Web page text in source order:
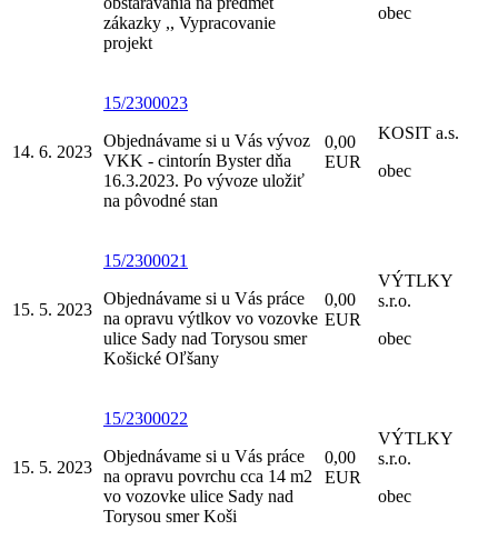
zákazky ,, Vypracovanie
projekt
obec
14. 6. 2023
15/2300023
Objednávame si u Vás vývoz
VKK - cintorín Byster dňa
16.3.2023. Po vývoze uložiť
na pôvodné stan
0,00
EUR
KOSIT a.s.
obec
15. 5. 2023
15/2300021
Objednávame si u Vás práce
na opravu výtlkov vo vozovke
ulice Sady nad Torysou smer
Košické Oľšany
0,00
EUR
VÝTLKY
s.r.o.
obec
15. 5. 2023
15/2300022
Objednávame si u Vás práce
na opravu povrchu cca 14 m2
vo vozovke ulice Sady nad
Torysou smer Koši
0,00
EUR
VÝTLKY
s.r.o.
obec